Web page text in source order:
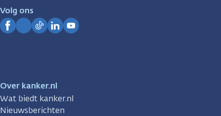
Volg ons
Over kanker.nl
Wat biedt kanker.nl
Nieuwsberichten